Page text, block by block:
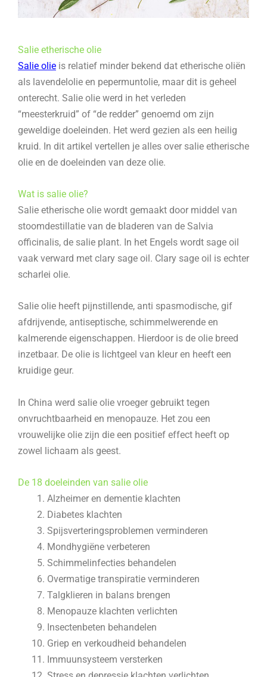
Salie etherische olie
Salie olie is relatief minder bekend dat etherische oliën
als lavendelolie en pepermuntolie, maar dit is geheel
onterecht. Salie olie werd in het verleden
“meesterkruid” of “de redder” genoemd om zijn
geweldige doeleinden. Het werd gezien als een heilig
kruid. In dit artikel vertellen je alles over salie etherische
olie en de doeleinden van deze olie.
Wat is salie olie?
Salie etherische olie wordt gemaakt door middel van
stoomdestillatie van de bladeren van de Salvia
officinalis, de salie plant. In het Engels wordt sage oil
vaak verward met clary sage oil. Clary sage oil is echter
scharlei olie.
Salie olie heeft pijnstillende, anti spasmodische, gif
afdrijvende, antiseptische, schimmelwerende en
kalmerende eigenschappen. Hierdoor is de olie breed
inzetbaar. De olie is lichtgeel van kleur en heeft een
kruidige geur.
In China werd salie olie vroeger gebruikt tegen
onvruchtbaarheid en menopauze. Het zou een
vrouwelijke olie zijn die een positief effect heeft op
zowel lichaam als geest.
De 18 doeleinden van salie olie
Alzheimer en dementie klachten
Diabetes klachten
Spijsverteringsproblemen verminderen
Mondhygiëne verbeteren
Schimmelinfecties behandelen
Overmatige transpiratie verminderen
Talgklieren in balans brengen
Menopauze klachten verlichten
Insectenbeten behandelen
Griep en verkoudheid behandelen
Immuunsysteem versterken